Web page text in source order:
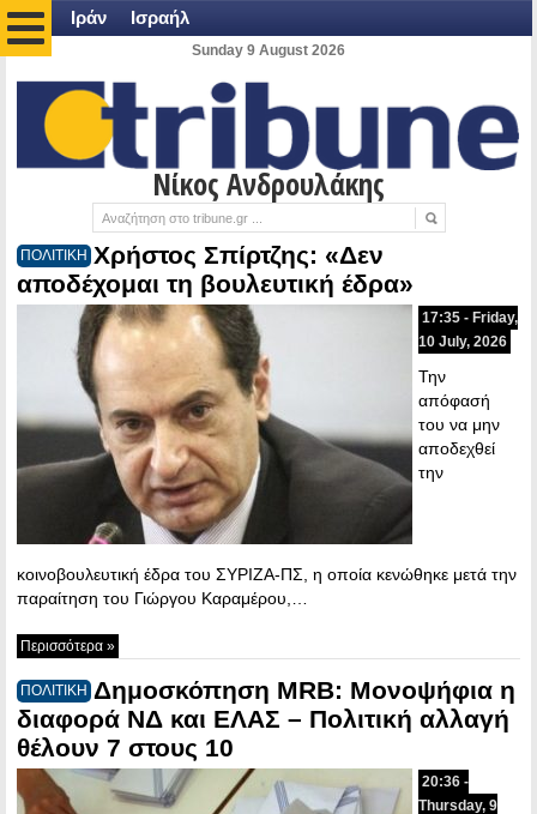
Ιράν Ισραήλ
Sunday 9 August 2026
Νίκος Ανδρουλάκης
ΠΟΛΙΤΙΚΗ Χρήστος Σπίρτζης: «Δεν
αποδέχομαι τη βουλευτική έδρα»
17:35 - Friday,
10 July, 2026
Την
απόφασή
του να μην
αποδεχθεί
την
κοινοβουλευτική έδρα του ΣΥΡΙΖΑ-ΠΣ, η οποία κενώθηκε μετά την
παραίτηση του Γιώργου Καραμέρου,…
Περισσότερα »
ΠΟΛΙΤΙΚΗ Δημοσκόπηση MRB: Μονοψήφια η
διαφορά ΝΔ και ΕΛΑΣ – Πολιτική αλλαγή
θέλουν 7 στους 10
20:36 -
Thursday, 9